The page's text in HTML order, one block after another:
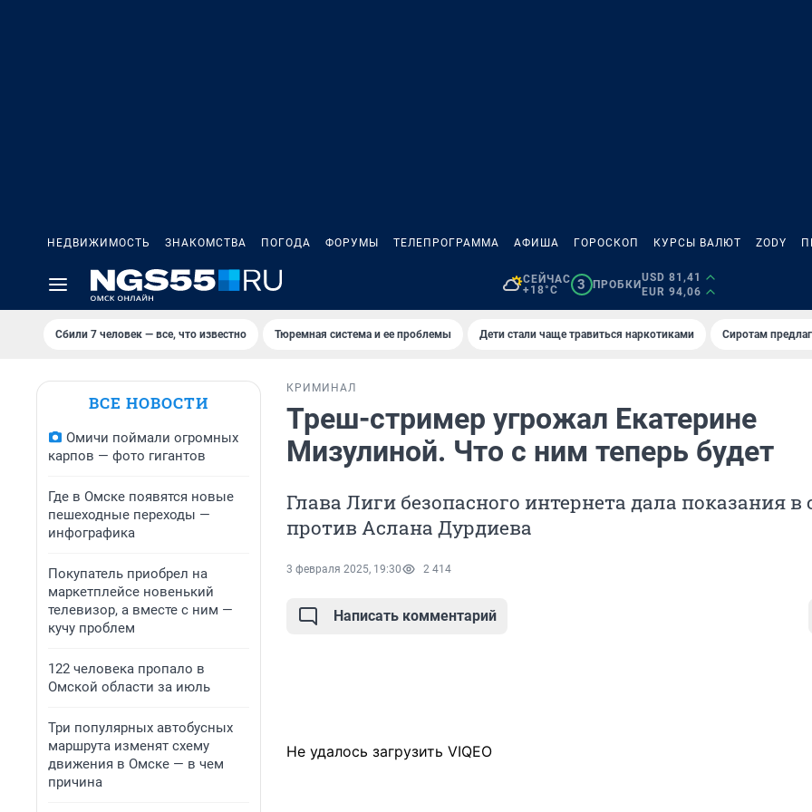
НЕДВИЖИМОСТЬ ЗНАКОМСТВА ПОГОДА ФОРУМЫ ТЕЛЕПРОГРАММА АФИША ГОРОСКОП КУРСЫ ВАЛЮТ ZODY
СЕЙЧАС
+18°C
3 ПРОБКИ
USD 81,41
EUR 94,06
Сбили 7 человек — все, что известно Тюремная система и ее проблемы Дети стали чаще травиться наркотиками Сиротам
ВСЕ НОВОСТИ
Омичи поймали огромных
карпов — фото гигантов
Где в Омске появятся новые
пешеходные переходы —
инфографика
Покупатель приобрел на
маркетплейсе новенький
телевизор, а вместе с ним —
кучу проблем
122 человека пропало в
Омской области за июль
Три популярных автобусных
маршрута изменят схему
движения в Омске — в чем
причина
КРИМИНАЛ
Треш-стример угрожал Екатерине
Мизулиной. Что с ним теперь будет
Глава Лиги безопасного интернета дала показания в
против Аслана Дурдиева
3 февраля 2025, 19:30 2 414
Написать комментарий
Не удалось загрузить VIQEO